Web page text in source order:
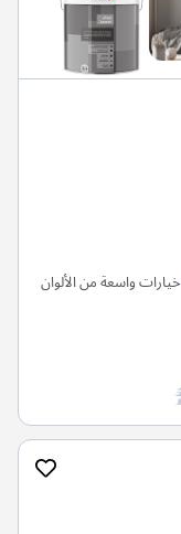
خيارات واسعة من الألوان